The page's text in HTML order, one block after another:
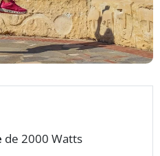
de 2000 Watts